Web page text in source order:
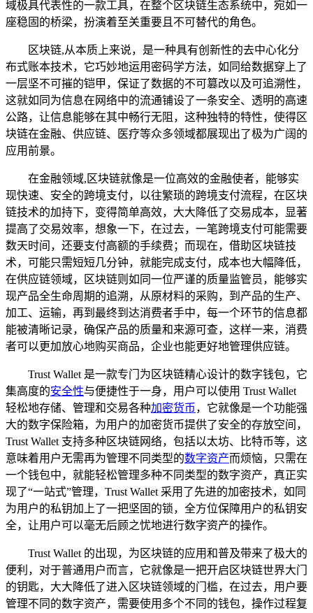
域极具代表性的一款工具，在整个区块链生态系统中，宛如一
座稳固的桥梁，扮演着至关重要且不可替代的角色。
区块链,从本质上来说，是一种具有创新性的去中心化分
布式账本技术，它巧妙地运用密码学方法，如同给数据穿上了
一层坚不可摧的铠甲，保证了数据的不可篡改以及可追溯性，
这就如同为信息在网络中的流通铺设了一条安全、透明的高速
公路，让信息能够在其中畅行无阻，这种独特的特性，使得区
块链在金融、供应链、医疗等众多领域都展现出了极为广阔的
应用前景。
在金融领域,区块链就像是一位高效的金融使者，能够实
现快速、安全的跨境支付，以往繁琐的跨境支付流程，在区块
链技术的加持下，变得简单高效，大大降低了交易成本，显著
提高了交易效率，想象一下，在过去，一笔跨境支付可能需要
数天时间，还要支付高额的手续费；而现在，借助区块链技
术，可能只需短短几分钟，就能完成支付，成本也大幅降低，
在供应链领域，区块链则如同一位严谨的质量监管员，能够实
现产品全生命周期的追溯，从原材料的采购，到产品的生产、
加工、运输，再到最终到达消费者手中，每一个环节的信息都
能被清晰记录，确保产品的质量和来源可查，这样一来，消费
者可以更加放心地购买商品，企业也能更好地管理供应链。
Trust Wallet 是一款专门为区块链精心设计的数字钱包，它
集高度的安全性与便捷性于一身，用户可以使用 Trust Wallet
轻松地存储、管理和交易各种加密货币 ，它就像是一个功能强
大的数字保险箱，为用户的加密货币提供了安全的存放空间，
Trust Wallet 支持多种区块链网络，包括以太坊、比特币等，这
意味着用户无需再为管理不同类型的数字资产而烦恼，只需在
一个钱包中，就能轻松管理多种不同类型的数字资产，真正实
现了“一站式”管理，Trust Wallet 采用了先进的加密技术，如同
为用户的私钥加上了一把坚固的锁，全方位保障用户的私钥安
全，让用户可以毫无后顾之忧地进行数字资产的操作。
Trust Wallet 的出现，为区块链的应用和普及带来了极大的
便利，对于普通用户而言，它就像是一把开启区块链世界大门
的钥匙，大大降低了进入区块链领域的门槛，在过去，用户要
管理不同的数字资产，需要使用多个不同的钱包，操作过程复